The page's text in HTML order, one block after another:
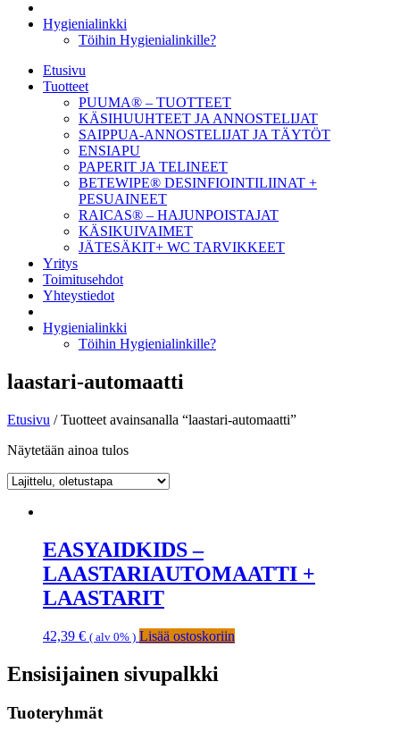
Hygienialinkki
Töihin Hygienialinkille?
Etusivu
Tuotteet
PUUMA® – TUOTTEET
KÄSIHUUHTEET JA ANNOSTELIJAT
SAIPPUA-ANNOSTELIJAT JA TÄYTÖT
ENSIAPU
PAPERIT JA TELINEET
BETEWIPE® DESINFIOINTILIINAT +
PESUAINEET
RAICAS® – HAJUNPOISTAJAT
KÄSIKUIVAIMET
JÄTESÄKIT+ WC TARVIKKEET
Yritys
Toimitusehdot
Yhteystiedot
Hygienialinkki
Töihin Hygienialinkille?
laastari-automaatti
Etusivu / Tuotteet avainsanalla “laastari-automaatti”
Näytetään ainoa tulos
EASYAIDKIDS –
LAASTARIAUTOMAATTI +
LAASTARIT
42,39 € ( alv 0% ) Lisää ostoskoriin
Ensisijainen sivupalkki
Tuoteryhmät